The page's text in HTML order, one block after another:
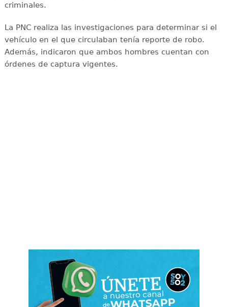
criminales.
La PNC realiza las investigaciones para determinar si el
vehículo en el que circulaban tenía reporte de robo.
Además, indicaron que ambos hombres cuentan con
órdenes de captura vigentes.